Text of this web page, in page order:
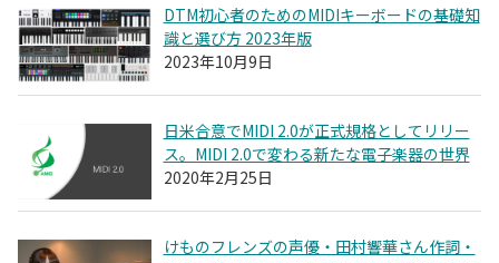
DTM初心者のためのMIDIキーボードの基礎知
識と選び方 2023年版
2023年10月9日
日米合意でMIDI 2.0が正式規格としてリリー
ス。MIDI 2.0で変わる新たな電子楽器の世界
2020年2月25日
けものフレンズの声優・田村響華さん作詞・